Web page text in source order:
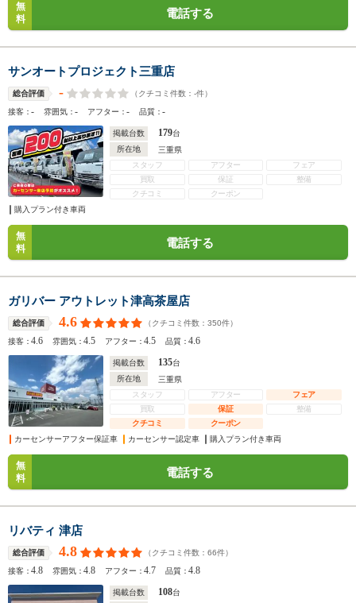
無
料
電話する
サンオートプロジェクト三重店
総合評価 - （クチコミ件数： -件）
接客：- 雰囲気：- アフター：- 品質：-
掲載台数 179台
所在地
三重県
スタッフ
アフター
フェア
買取
保証
整備
クチコミ
クーポン
購入プラン付き車両
無
料
電話する
ガリバー アウトレット津高茶屋店
総合評価 4.6 （クチコミ件数： 350件）
接客：4.6 雰囲気：4.5 アフター：4.5 品質：4.6
掲載台数 135台
所在地
三重県
スタッフ
アフター
フェア
買取
保証
整備
クチコミ
クーポン
カーセンサーアフター保証車
カーセンサー認定車 購入プラン付き車両
無
料
電話する
リバティ 津店
総合評価 4.8 （クチコミ件数： 66件）
接客：4.8 雰囲気：4.8 アフター：4.7 品質：4.8
掲載台数 108台